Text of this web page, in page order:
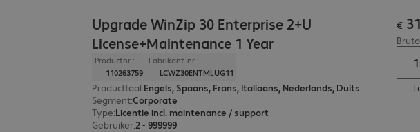
Upgrade WinZip 30 Enterprise 2+U
License+Maintenance 1 Year
Productnr.:
110263759
Fabrikant-nr.:
LCWZ30ENTMLUG11
Producttaal:Engels, Spaans, Frans, Italiaans, Nederlands, Duits
Segment:Corporate
Type:Licentie incl. maintenance / support
Gebruiker:2 - 999999
€ 31